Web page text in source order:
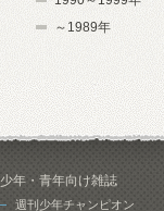
～1989年
少年・青年向け雑誌
週刊少年チャンピオン